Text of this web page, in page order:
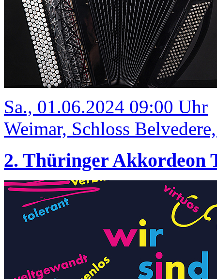
Sa., 01.06.2024 09:00 Uhr
Weimar, Schloss
2. Thüringer Akkordeon